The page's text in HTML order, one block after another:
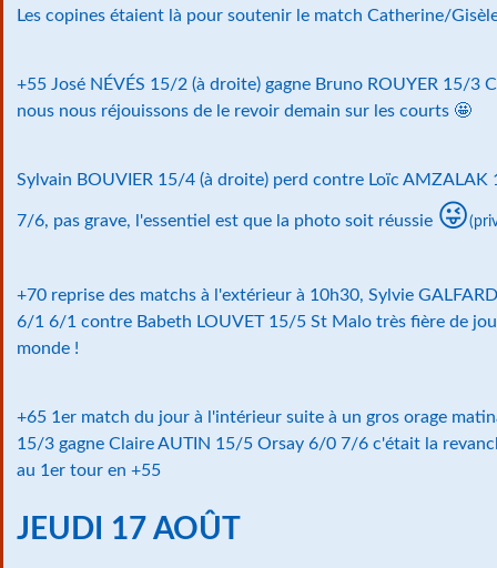
Les copines étaient là pour soutenir le match Catherine/
+55 José NÉVÉS 15/2 (à droite) gagne Bruno ROUYER 15/3
nous nous réjouissons de le revoir demain sur les courts 🤩
Sylvain BOUVIER 15/4 (à droite) perd contre Loïc AMZALAK
7/6, pas grave, l'essentiel est que la photo soit réussie 😜
+70 reprise des matchs à l'extérieur à 10h30, Sylvie
6/1 6/1 contre Babeth LOUVET 15/5 St Malo très fière de
monde !
+65 1er match du jour à l'intérieur suite à un gros orage
15/3 gagne Claire AUTIN 15/5 Orsay 6/0 7/6 c'était la
au 1er tour en +55
JEUDI 17 AOÛT